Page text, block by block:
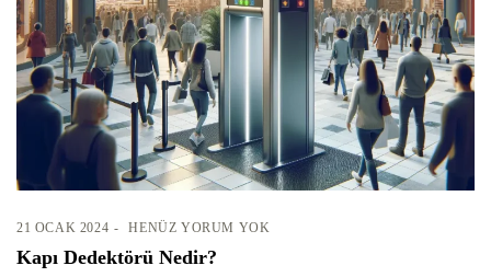
21 OCAK 2024 HENÜZ YORUM YOK
Kapı Dedektörü Nedir?